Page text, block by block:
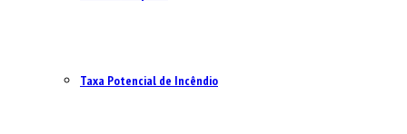
Taxa Potencial de Incêndio